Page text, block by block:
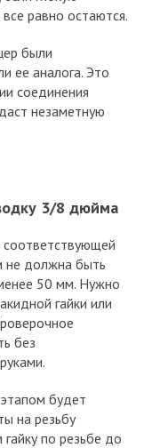
равно остаются.
были
ее аналога. Это
соединения
незаметную
3/8 дюйма
не должна быть
50 мм. Нужно
гайки или
без
будет
на резьбу
по резьбе до